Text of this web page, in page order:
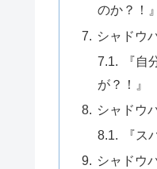
のか？！』
シャドウ
『
が？！』
シャドウ
『
シャドウ